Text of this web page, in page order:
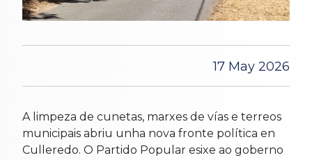
17 May 2026
A limpeza de cunetas, marxes de vías e terreos
municipais abriu unha nova fronte política en
Culleredo. O Partido Popular esixe ao goberno